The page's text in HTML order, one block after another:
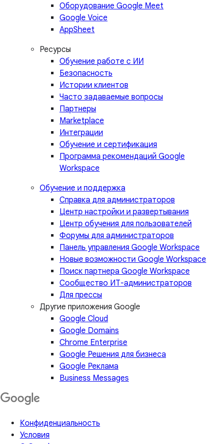
Оборудование Google Meet
Google Voice
AppSheet
Ресурсы
Обучение работе с ИИ
Безопасность
Истории клиентов
Часто задаваемые вопросы
Партнеры
Marketplace
Интеграции
Обучение и сертификация
Программа рекомендаций Google
Workspace
Обучение и поддержка
Справка для администраторов
Центр настройки и развертывания
Центр обучения для пользователей
Форумы для администраторов
Панель управления Google Workspace
Новые возможности Google Workspace
Поиск партнера Google Workspace
Сообщество ИТ-администраторов
Для прессы
Другие приложения Google
Google Cloud
Google Domains
Chrome Enterprise
Google Решения для бизнеса
Google Реклама
Business Messages
Конфиденциальность
Условия